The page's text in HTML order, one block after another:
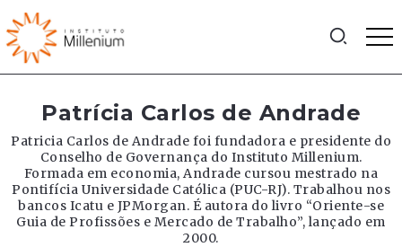
Patrícia Carlos de Andrade
Patricia Carlos de Andrade foi fundadora e presidente do
Conselho de Governança do Instituto Millenium.
Formada em economia, Andrade cursou mestrado na
Pontifícia Universidade Católica (PUC-RJ). Trabalhou nos
bancos Icatu e JPMorgan. É autora do livro “Oriente-se
Guia de Profissões e Mercado de Trabalho”, lançado em
2000.